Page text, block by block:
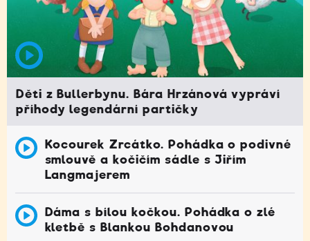
Děti z Bullerbynu. Bára Hrzánová vypráví
příhody legendární partičky
Kocourek Zrcátko. Pohádka o podivné
smlouvě a kočičím sádle s Jiřím
Langmajerem
Dáma s bílou kočkou. Pohádka o zlé
kletbě s Blankou Bohdanovou